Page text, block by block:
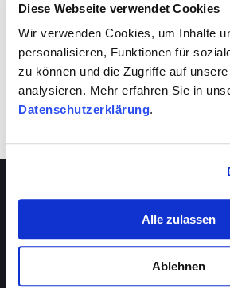
Diese Webseite verwendet Cookies
Wir verwenden Cookies, um Inhalte
personalisieren, Funktionen für
zu können und die Zugriffe auf
analysieren. Mehr erfahren Sie in
Datenschutzerklärung.
Alle zulassen
Ablehnen
Über VIVA
Das Management